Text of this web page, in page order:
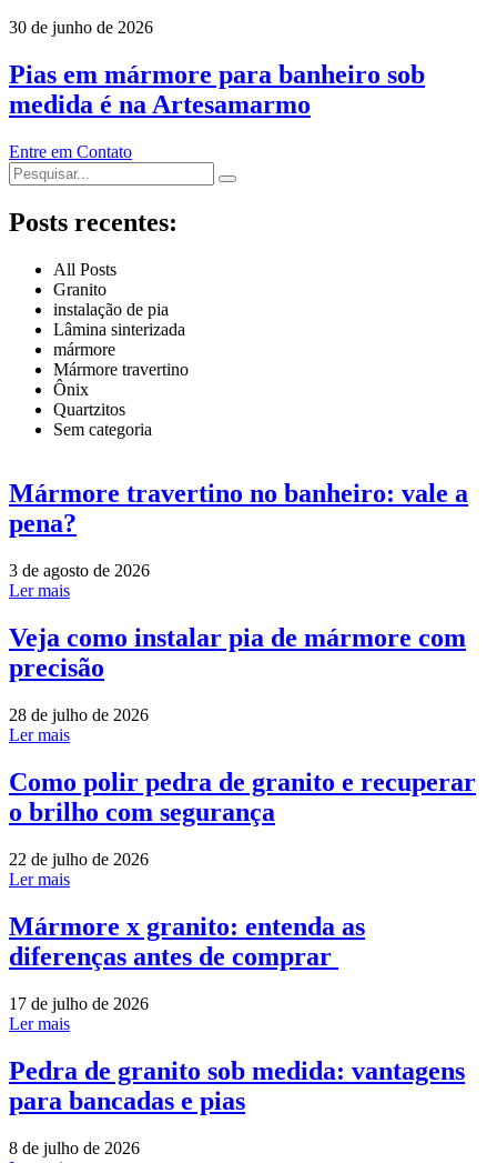
30 de junho de 2026
Pias em mármore para banheiro sob
medida é na Artesamarmo
Entre em Contato
Posts recentes:
All Posts
Granito
instalação de pia
Lâmina sinterizada
mármore
Mármore travertino
Ônix
Quartzitos
Sem categoria
Mármore travertino no banheiro: vale a
pena?
3 de agosto de 2026
Ler mais
Veja como instalar pia de mármore com
precisão
28 de julho de 2026
Ler mais
Como polir pedra de granito e recuperar
o brilho com segurança
22 de julho de 2026
Ler mais
Mármore x granito: entenda as
diferenças antes de comprar
17 de julho de 2026
Ler mais
Pedra de granito sob medida: vantagens
para bancadas e pias
8 de julho de 2026